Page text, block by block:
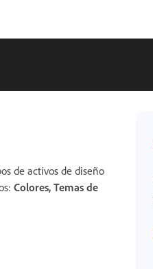
de activos de diseño
Colores, Temas de